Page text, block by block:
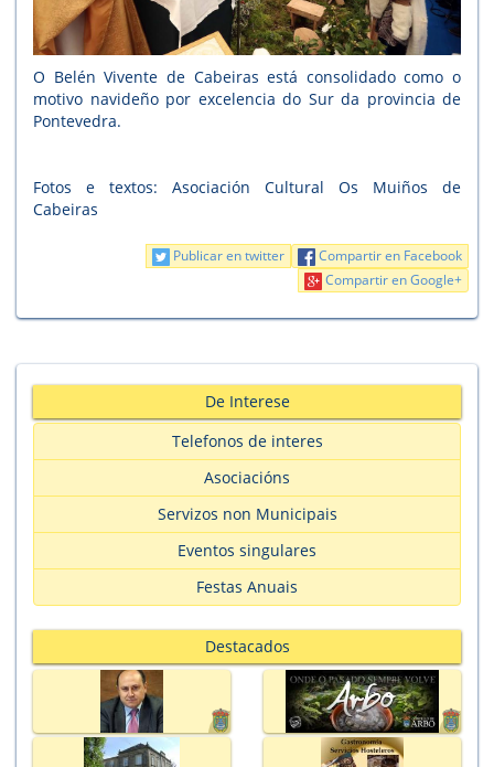
O Belén Vivente de Cabeiras está consolidado como o
motivo navideño por excelencia do Sur da provincia de
Pontevedra.
Fotos e textos: Asociación Cultural Os Muiños de
Cabeiras
Compartir en Facebook
Publicar en twitter
Compartir en Google+
De Interese
Telefonos de interes
Asociacións
Servizos non Municipais
Eventos singulares
Festas Anuais
Destacados